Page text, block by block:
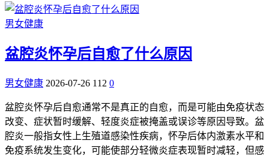
男女健康
盆腔炎怀孕后自愈了什么原因
男女健康 2026-07-26 112 0
盆腔炎怀孕后自愈通常不是真正的自愈，而是可能由免疫状态
改变、症状暂时缓解、轻度炎症被掩盖或误诊等原因导致。盆
腔炎一般指女性上生殖道感染性疾病，怀孕后体内激素水平和
免疫系统发生变化，可能使部分轻微炎症表现暂时减轻，但感